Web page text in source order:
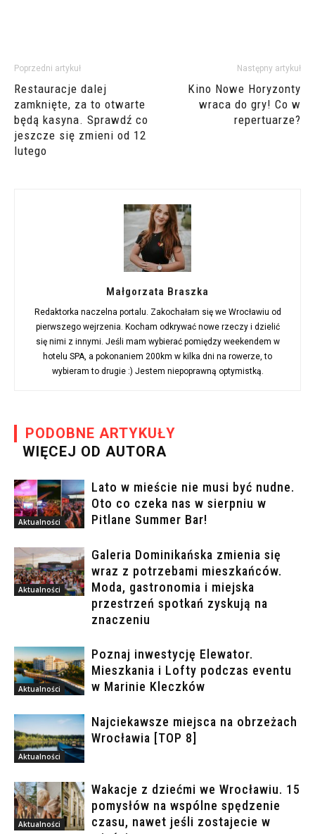
Poprzedni artykuł
Restauracje dalej
zamknięte, za to otwarte
będą kasyna. Sprawdź co
jeszcze się zmieni od 12
lutego
Następny artykuł
Kino Nowe Horyzonty
wraca do gry! Co w
repertuarze?
Małgorzata Braszka
Redaktorka naczelna portalu. Zakochałam się we Wrocławiu od
pierwszego wejrzenia. Kocham odkrywać nowe rzeczy i dzielić
się nimi z innymi. Jeśli mam wybierać pomiędzy weekendem w
hotelu SPA, a pokonaniem 200km w kilka dni na rowerze, to
wybieram to drugie :) Jestem niepoprawną optymistką.
PODOBNE ARTYKUŁY
WIĘCEJ OD AUTORA
Aktualności
Lato w mieście nie musi być nudne.
Oto co czeka nas w sierpniu w
Pitlane Summer Bar!
Aktualności
Galeria Dominikańska zmienia się
wraz z potrzebami mieszkańców.
Moda, gastronomia i miejska
przestrzeń spotkań zyskują na
znaczeniu
Aktualności
Poznaj inwestycję Elewator.
Mieszkania i Lofty podczas eventu
w Marinie Kleczków
Aktualności
Najciekawsze miejsca na obrzeżach
Wrocławia [TOP 8]
Aktualności
Wakacje z dziećmi we Wrocławiu. 15
pomysłów na wspólne spędzenie
czasu, nawet jeśli zostajecie w